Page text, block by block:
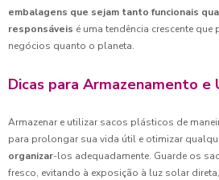
embalagens que sejam tanto funcionais
responsáveis é uma tendência crescente
negócios quanto o planeta.
Dicas para Armazenamento e
Armazenar e utilizar sacos plásticos de
para prolongar sua vida útil e otimizar
organizar-los adequadamente. Guarde os
fresco, evitando à exposição à luz solar